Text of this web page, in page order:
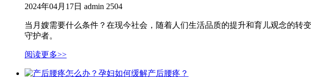
2024年04月17日 admin 2504
当月嫂需要什么条件？在现今社会，随着人们生活品质的提升和育儿观念的
守护者。
阅读更多>>